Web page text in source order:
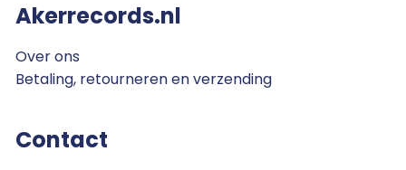
Akerrecords.nl
Over ons
Betaling, retourneren en verzending
Contact